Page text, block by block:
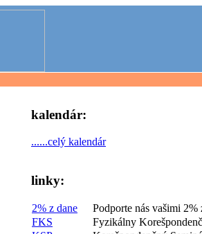
kalendár:
......celý kalendár
linky:
2% z dane
Podporte nás vašimi 2%
FKS
Fyzikálny